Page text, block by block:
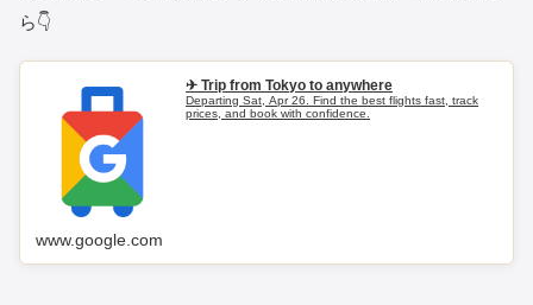
ら👇
✈ Trip from Tokyo to anywhere
Departing Sat, Apr 26. Find the best flights fast, track
prices, and book with confidence.
www.google.com